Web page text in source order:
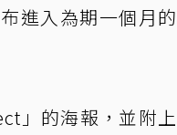
進入為期一個月的
」的海報，並附上